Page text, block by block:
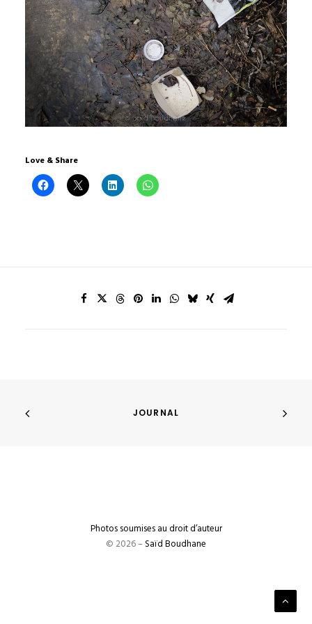
Love & Share
JOURNAL
Photos soumises au droit d’auteur
© 2026 –Saïd Boudhane